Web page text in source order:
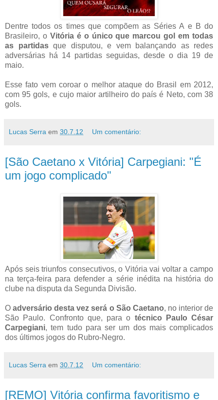
Dentre todos os times que compõem as Séries A e B do
Brasileiro, o Vitória é o único que marcou gol em todas
as partidasque disputou, e vem balançando as redes
adversárias há 14 partidas seguidas, desde o dia 19 de
maio.
Esse fato vem coroar o melhor ataque do Brasil em 2012,
com 95 gols, e cujo maior artilheiro do país é Neto, com 38
gols.
Lucas Serra em 30.7.12 Um comentário:
[São Caetano x Vitória] Carpegiani: "É
um jogo complicado"
Após seis triunfos consecutivos, o Vitória vai voltar a campo
na terça-feira para defender a série inédita na história do
clube na disputa da Segunda Divisão.
Oadversário desta vez será o São Caetano, no interior de
São Paulo. Confronto que, para o técnico Paulo César
Carpegiani, tem tudo para ser um dos mais complicados
dos últimos jogos do Rubro-Negro.
Lucas Serra em 30.7.12 Um comentário:
[REMO] Vitória confirma favoritismo e